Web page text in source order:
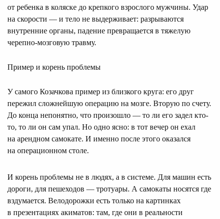
от ребенка в коляске до крепкого взрослого мужчины. Удар
на скорости — и тело не выдерживает: разрываются
внутренние органы, падение превращается в тяжелую
черепно-мозговую травму.
Пример и корень проблемы
У самого Козачкова пример из близкого круга: его друг
пережил сложнейшую операцию на мозге. Вторую по счету.
До конца непонятно, что произошло — то ли его задел кто-
то, то ли он сам упал. Но одно ясно: в тот вечер он ехал
на арендном самокате. И именно после этого оказался
на операционном столе.
И корень проблемы не в людях, а в системе. Для машин есть
дороги, для пешеходов — тротуары. А самокаты носятся где
вздумается. Велодорожки есть только на картинках
в презентациях акиматов: там, где они в реальности